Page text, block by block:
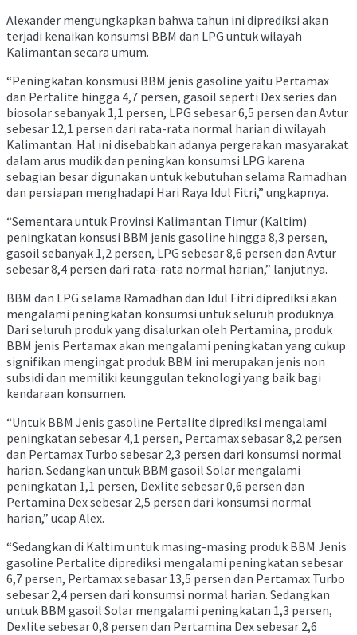
Alexander mengungkapkan bahwa tahun ini diprediksi akan
terjadi kenaikan konsumsi BBM dan LPG untuk wilayah
Kalimantan secara umum.
“Peningkatan konsmusi BBM jenis gasoline yaitu Pertamax
dan Pertalite hingga 4,7 persen, gasoil seperti Dex series dan
biosolar sebanyak 1,1 persen, LPG sebesar 6,5 persen dan Avtur
sebesar 12,1 persen dari rata-rata normal harian di wilayah
Kalimantan. Hal ini disebabkan adanya pergerakan masyarakat
dalam arus mudik dan peningkan konsumsi LPG karena
sebagian besar digunakan untuk kebutuhan selama Ramadhan
dan persiapan menghadapi Hari Raya Idul Fitri,” ungkapnya.
“Sementara untuk Provinsi Kalimantan Timur (Kaltim)
peningkatan konsusi BBM jenis gasoline hingga 8,3 persen,
gasoil sebanyak 1,2 persen, LPG sebesar 8,6 persen dan Avtur
sebesar 8,4 persen dari rata-rata normal harian,” lanjutnya.
BBM dan LPG selama Ramadhan dan Idul Fitri diprediksi akan
mengalami peningkatan konsumsi untuk seluruh produknya.
Dari seluruh produk yang disalurkan oleh Pertamina, produk
BBM jenis Pertamax akan mengalami peningkatan yang cukup
signifikan mengingat produk BBM ini merupakan jenis non
subsidi dan memiliki keunggulan teknologi yang baik bagi
kendaraan konsumen.
“Untuk BBM Jenis gasoline Pertalite diprediksi mengalami
peningkatan sebesar 4,1 persen, Pertamax sebasar 8,2 persen
dan Pertamax Turbo sebesar 2,3 persen dari konsumsi normal
harian. Sedangkan untuk BBM gasoil Solar mengalami
peningkatan 1,1 persen, Dexlite sebesar 0,6 persen dan
Pertamina Dex sebesar 2,5 persen dari konsumsi normal
harian,” ucap Alex.
“Sedangkan di Kaltim untuk masing-masing produk BBM Jenis
gasoline Pertalite diprediksi mengalami peningkatan sebesar
6,7 persen, Pertamax sebasar 13,5 persen dan Pertamax Turbo
sebesar 2,4 persen dari konsumsi normal harian. Sedangkan
untuk BBM gasoil Solar mengalami peningkatan 1,3 persen,
Dexlite sebesar 0,8 persen dan Pertamina Dex sebesar 2,6